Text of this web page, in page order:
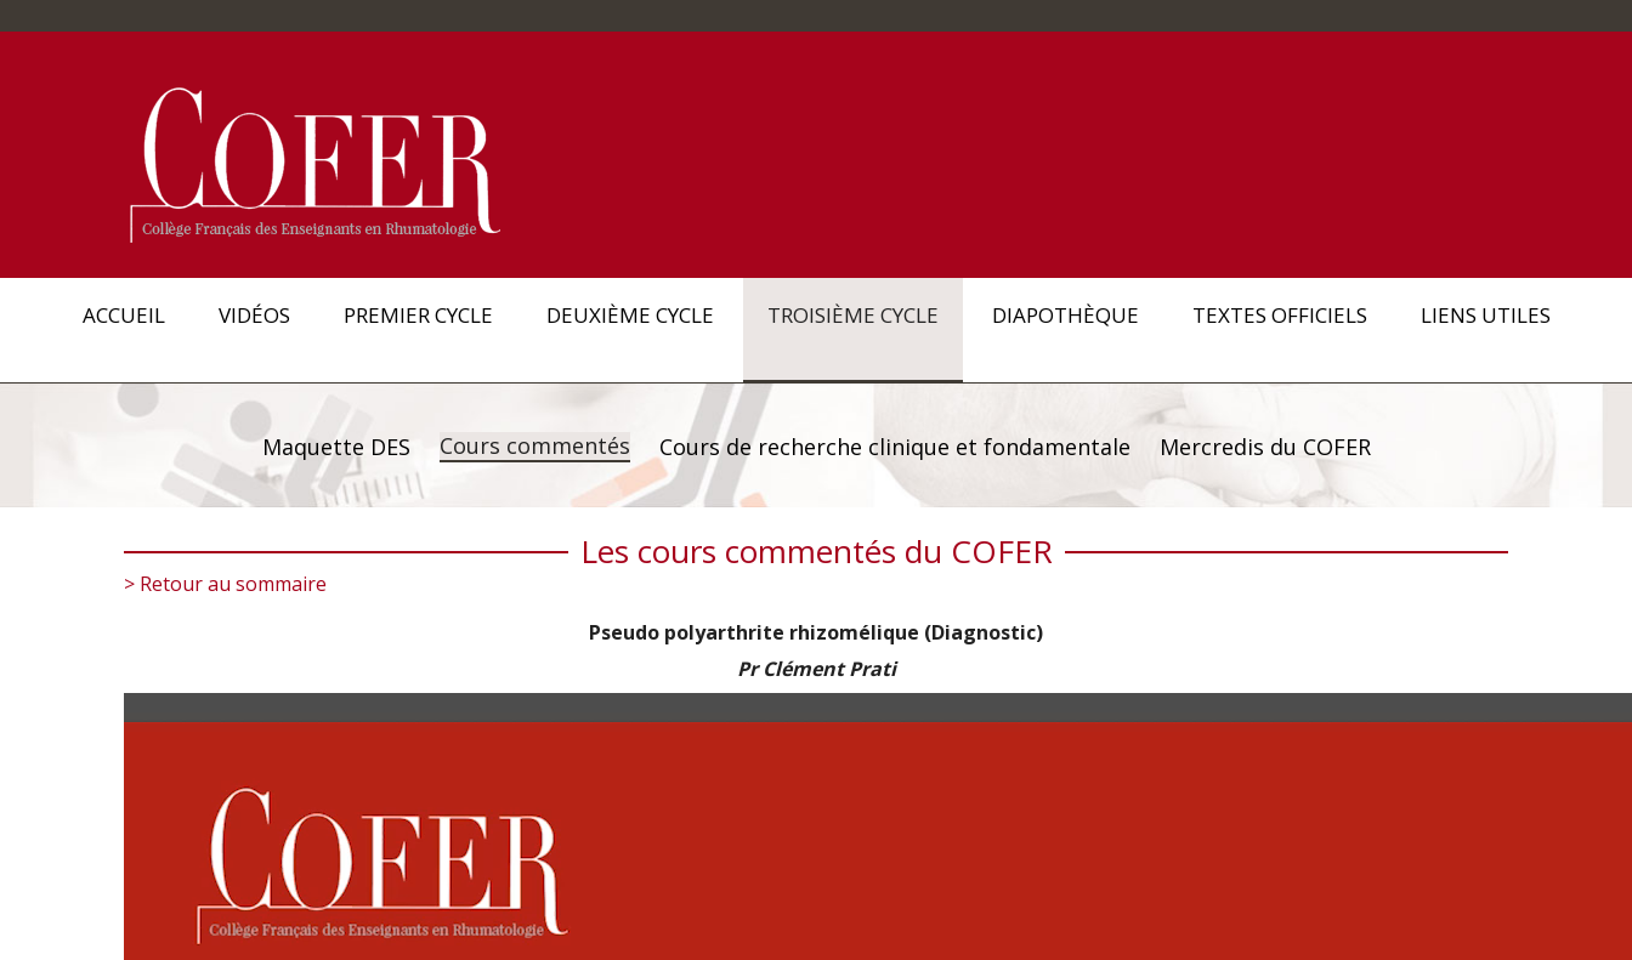
ACCUEIL VIDÉOS PREMIER CYCLE DEUXIÈME CYCLE TROISIÈME CYCLE DIAPOTHÈQUE TEXTES OFFICIELS LIENS UTILES
Maquette DES Cours commentés Cours de recherche clinique et fondamentale Mercredis du COFER
Les cours commentés du COFER
> Retour au sommaire
Pseudo polyarthrite rhizomélique (Diagnostic)
Pr Clément Prati